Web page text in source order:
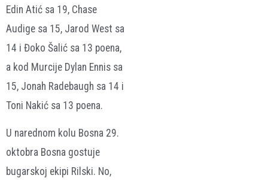
Edin Atić sa 19, Chase
Audige sa 15, Jarod West sa
14 i Đoko Šalić sa 13 poena,
a kod Murcije Dylan Ennis sa
15, Jonah Radebaugh sa 14 i
Toni Nakić sa 13 poena.
U narednom kolu Bosna 29.
oktobra Bosna gostuje
bugarskoj ekipi Rilski. No,